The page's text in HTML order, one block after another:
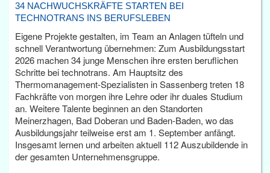
34 NACHWUCHSKRÄFTE STARTEN BEI
TECHNOTRANS INS BERUFSLEBEN
Eigene Projekte gestalten, im Team an Anlagen tüfteln und
schnell Verantwortung übernehmen: Zum Ausbildungsstart
2026 machen 34 junge Menschen ihre ersten beruflichen
Schritte bei technotrans. Am Hauptsitz des
Thermomanagement-Spezialisten in Sassenberg treten 18
Fachkräfte von morgen ihre Lehre oder ihr duales Studium
an. Weitere Talente beginnen an den Standorten
Meinerzhagen, Bad Doberan und Baden-Baden, wo das
Ausbildungsjahr teilweise erst am 1. September anfängt.
Insgesamt lernen und arbeiten aktuell 112 Auszubildende in
der gesamten Unternehmensgruppe.